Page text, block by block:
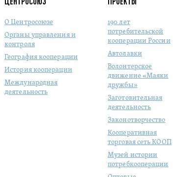
О Центросоюзе
Органы управления и
контроля
География кооперации
История кооперации
Международная
деятельность
190 лет
потребительской
кооперации России
Автолавки
Волонтерское
движение «Маяки
дружбы»
Заготовительная
деятельность
Законотворчество
Кооперативная
торговая сеть КООП
Музей истории
потребкооперации